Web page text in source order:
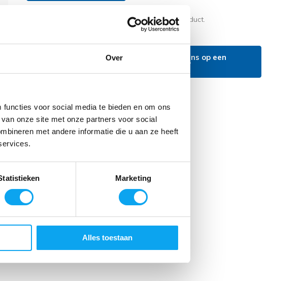
Over
voor social media te bieden en om ons
onze site met onze partners voor social
met andere informatie die u aan ze heeft
Marketing
Alles toestaan
Er zijn nog geen reviews geschreven over dit product.
Schrijf je eigen review en maak kans op een